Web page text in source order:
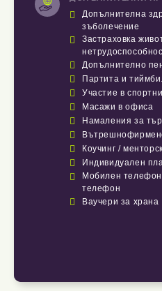

Допълнителна
зъболечение

Застраховка
 Допълнително
 Партита и
 Участие в
 Масажи в офиса
 Намаления за

 Коучинг /
 Индивидуален

Мобилен
телефон
 Ваучери за храна